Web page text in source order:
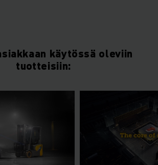
käytössä oleviin
tuotteisiin: